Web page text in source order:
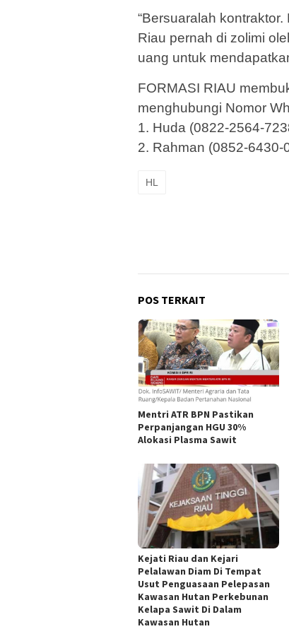
“Bersuaralah
Riau pernah di zolimi
uang untuk
FORMASI RIAU
menghubungi Nomor
1. Huda (0822-2564-
2. Rahman (0852-6430-
HL
POS TERKAIT
Mentri ATR BPN Pastikan
Perpanjangan HGU 30%
Alokasi Plasma Sawit
Kejati Riau dan Kejari
Pelalawan Diam Di Tempat
Usut Penguasaan Pelepasan
Kawasan Hutan Perkebunan
Kelapa Sawit Di Dalam
Kawasan Hutan